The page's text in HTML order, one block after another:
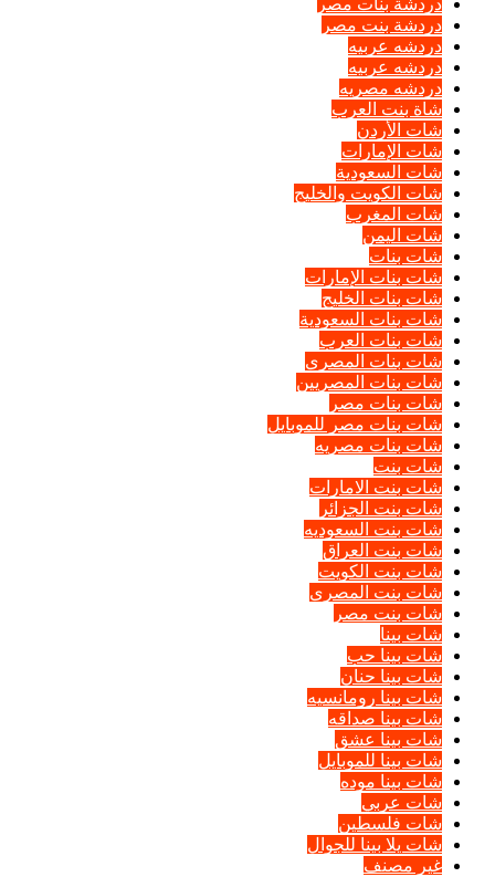
دردشة بنات مصر
دردشة بنت مصر
دردشه عربيه
دردشه عربيه
دردشه مصريه
شاة بنت العرب
شات الأردن
شات الإمارات
شات السعودية
شات الكويت والخليج
شات المغرب
شات اليمن
شات بنات
شات بنات الإمارات
شات بنات الخليج
شات بنات السعودية
شات بنات العرب
شات بنات المصرى
شات بنات المصريين
شات بنات مصر
شات بنات مصر للموبايل
شات بنات مصريه
شات بنت
شات بنت الامارات
شات بنت الجزائر
شات بنت السعوديه
شات بنت العراق
شات بنت الكويت
شات بنت المصرى
شات بنت مصر
شات بينا
شات بينا حب
شات بينا حنان
شات بينا رومانسيه
شات بينا صداقه
شات بينا عشق
شات بينا للموبايل
شات بينا موده
شات عربي
شات فلسطين
شات يلا بينا للجوال
غير مصنف